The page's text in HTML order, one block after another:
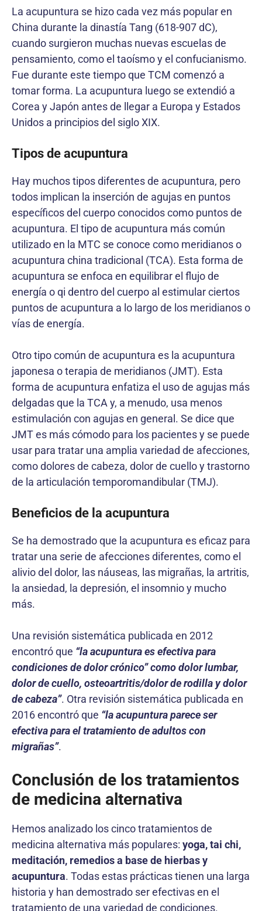
La acupuntura se hizo cada vez más popular en
China durante la dinastía Tang (618-907 dC),
cuando surgieron muchas nuevas escuelas de
pensamiento, como el taoísmo y el confucianismo.
Fue durante este tiempo que TCM comenzó a
tomar forma. La acupuntura luego se extendió a
Corea y Japón antes de llegar a Europa y Estados
Unidos a principios del siglo XIX.
Tipos de acupuntura
Hay muchos tipos diferentes de acupuntura, pero
todos implican la inserción de agujas en puntos
específicos del cuerpo conocidos como puntos de
acupuntura. El tipo de acupuntura más común
utilizado en la MTC se conoce como meridianos o
acupuntura china tradicional (TCA). Esta forma de
acupuntura se enfoca en equilibrar el flujo de
energía o qi dentro del cuerpo al estimular ciertos
puntos de acupuntura a lo largo de los meridianos o
vías de energía.
Otro tipo común de acupuntura es la acupuntura
japonesa o terapia de meridianos (JMT). Esta
forma de acupuntura enfatiza el uso de agujas más
delgadas que la TCA y, a menudo, usa menos
estimulación con agujas en general. Se dice que
JMT es más cómodo para los pacientes y se puede
usar para tratar una amplia variedad de afecciones,
como dolores de cabeza, dolor de cuello y trastorno
de la articulación temporomandibular (TMJ).
Beneficios de la acupuntura
Se ha demostrado que la acupuntura es eficaz para
tratar una serie de afecciones diferentes, como el
alivio del dolor, las náuseas, las migrañas, la artritis,
la ansiedad, la depresión, el insomnio y mucho
más.
Una revisión sistemática publicada en 2012
encontró que “la acupuntura es efectiva para
condiciones de dolor crónico” como dolor lumbar,
dolor de cuello, osteoartritis/dolor de rodilla y dolor
de cabeza”. Otra revisión sistemática publicada en
2016 encontró que “la acupuntura parece ser
efectiva para el tratamiento de adultos con
migrañas”.
Conclusión de los tratamientos
de medicina alternativa
Hemos analizado los cinco tratamientos de
medicina alternativa más populares: yoga, tai chi,
meditación, remedios a base de hierbas y
acupuntura. Todas estas prácticas tienen una larga
historia y han demostrado ser efectivas en el
tratamiento de una variedad de condiciones.